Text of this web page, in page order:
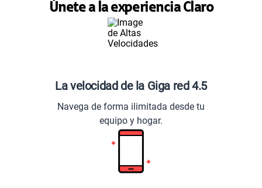
Únete a la experiencia Claro
La velocidad de la Giga red 4.5
Navega de forma ilimitada desde tu
equipo y hogar.